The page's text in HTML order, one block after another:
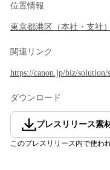
位置情報
東京都港区 （本社・支社 ）
関連リンク
https://canon.jp/biz/solution/
ダウンロード
プレスリリース素
このプレスリリース内で使わ